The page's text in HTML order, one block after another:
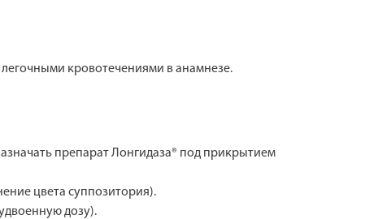
кровотечениями в анамнезе.
препарат Лонгидаза® под прикрытием
цвета суппозитория).
дозу).